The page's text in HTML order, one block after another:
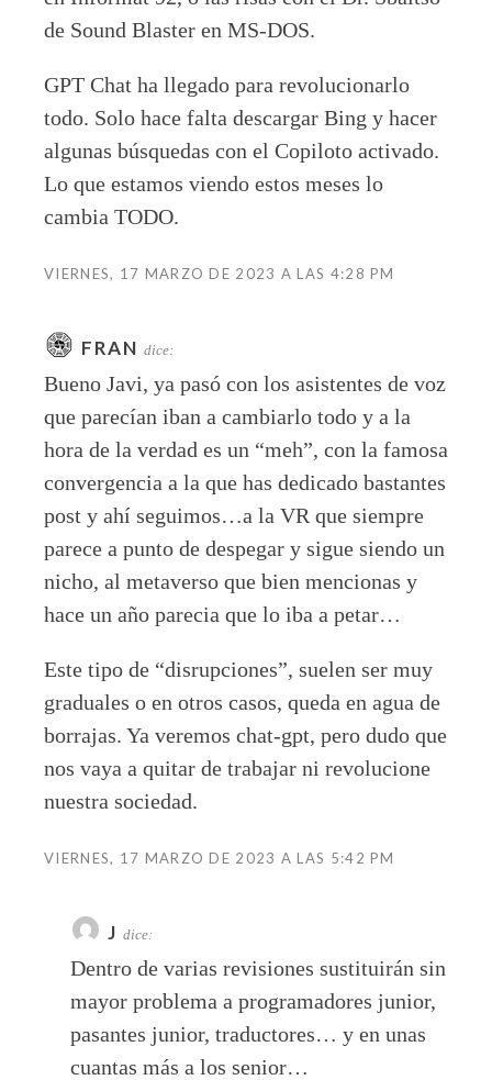
de Sound Blaster en MS-DOS.
GPT Chat ha llegado para revolucionarlo
todo. Solo hace falta descargar Bing y hacer
algunas búsquedas con el Copiloto activado.
Lo que estamos viendo estos meses lo
cambia TODO.
VIERNES, 17 MARZO DE 2023 A LAS 4:28 PM
FRAN dice:
Bueno Javi, ya pasó con los asistentes de voz
que parecían iban a cambiarlo todo y a la
hora de la verdad es un “meh”, con la famosa
convergencia a la que has dedicado bastantes
post y ahí seguimos…a la VR que siempre
parece a punto de despegar y sigue siendo un
nicho, al metaverso que bien mencionas y
hace un año parecia que lo iba a petar…
Este tipo de “disrupciones”, suelen ser muy
graduales o en otros casos, queda en agua de
borrajas. Ya veremos chat-gpt, pero dudo que
nos vaya a quitar de trabajar ni revolucione
nuestra sociedad.
VIERNES, 17 MARZO DE 2023 A LAS 5:42 PM
J dice:
Dentro de varias revisiones sustituirán sin
mayor problema a programadores junior,
pasantes junior, traductores… y en unas
cuantas más a los senior…